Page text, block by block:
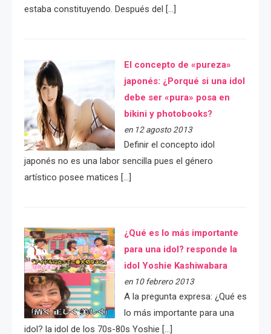
estaba constituyendo. Después del […]
El concepto de «pureza»
japonés: ¿Porqué si una idol
debe ser «pura» posa en
bikini y photobooks?
en 12 agosto 2013
Definir el concepto idol
japonés no es una labor sencilla pues el género
artístico posee matices […]
¿Qué es lo más importante
para una idol? responde la
idol Yoshie Kashiwabara
en 10 febrero 2013
A la pregunta expresa: ¿Qué es
lo más importante para una
idol? la idol de los 70s-80s Yoshie […]